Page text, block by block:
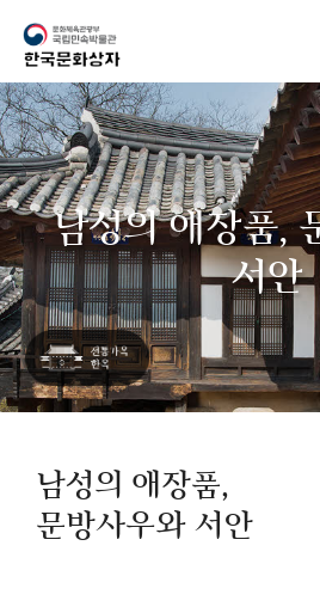
남성의 애장품,
서안
남성의 애장품,
문방사우와 서안